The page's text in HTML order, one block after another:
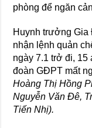
phòng để ngăn
Huynh trưởng
nhận lệnh quản
ngày 7.1 trở đi, 15
đoàn GĐPT mất
Hoàng Thị Hồng
Nguyễn Văn Đê,
Tiến Nhị).